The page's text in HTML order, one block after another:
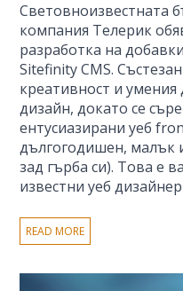
Световноизвестната
компания Телерик
разработка на
Sitefinity CMS.
креативност и умения
дизайн, докато се
ентусиазирани уеб
дългогодишен, малък
зад гърба си). Това е
известни уеб
READ MORE